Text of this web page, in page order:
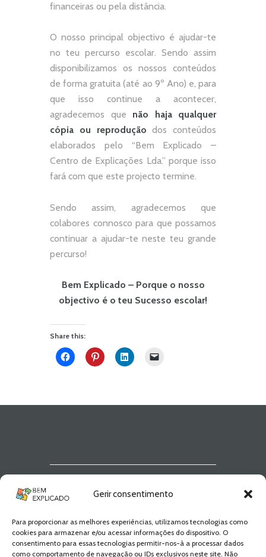
Gerir consentimento
Para proporcionar as melhores experiências, utilizamos tecnologias como
cookies para armazenar e/ou acessar informações do dispositivo. O
consentimento para essas tecnologias permitir-nos-à a processar dados
como comportamento de navegação ou IDs exclusivos neste site. Não
financeiras ou pela distância.
O nosso principal objectivo é ajudar-te
no teu percurso escolar. Sendo assim
disponibilizamos os nossos conteúdos
de forma gratuita (até ao 9º Ano) e, para
que isso continue a acontecer,
agradecemos que não
haja qualquer
cópia ou reprodução dos conteúdos
elaborados pelo “Bem Explicado –
Centro de Explicações Lda.” porque isso
fará com que este projecto termine.
Sendo assim, agradecemos que
colabores connosco para que possamos
continuar a ajudar-te neste teu grande
percurso!
Bem Explicado – Porque o nosso
objectivo é o teu Sucesso escolar!
Share this:
Explicado
Fica a par de todas as novidades! Zero
Spam, apenas novidades e novos
conteúdos!